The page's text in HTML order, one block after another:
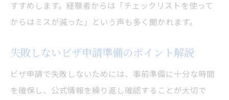
すすめします。経験者からは「チェックリストを使って
からはミスが減った」という声も多く聞かれます。
失敗しないビザ申請準備のポイント解説
ビザ申請で失敗しないためには、事前準備に十分な時間
を確保し、公式情報を繰り返し確認することが大切で